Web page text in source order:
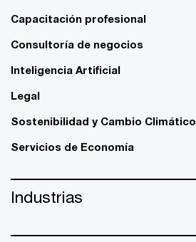
Capacitación profesional
Consultoría de negocios
Inteligencia Artificial
Legal
Sostenibilidad y Cambio Climático
Servicios de Economía
Industrias